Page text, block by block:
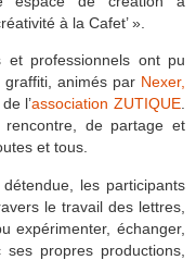
à la Cafet’ ».
et professionnels ont pu
graffiti, animés par Nexer,
l’association ZUTIQUE.
de partage et
et tous.
les participants
le travail des lettres,
expérimenter, échanger,
propres productions,